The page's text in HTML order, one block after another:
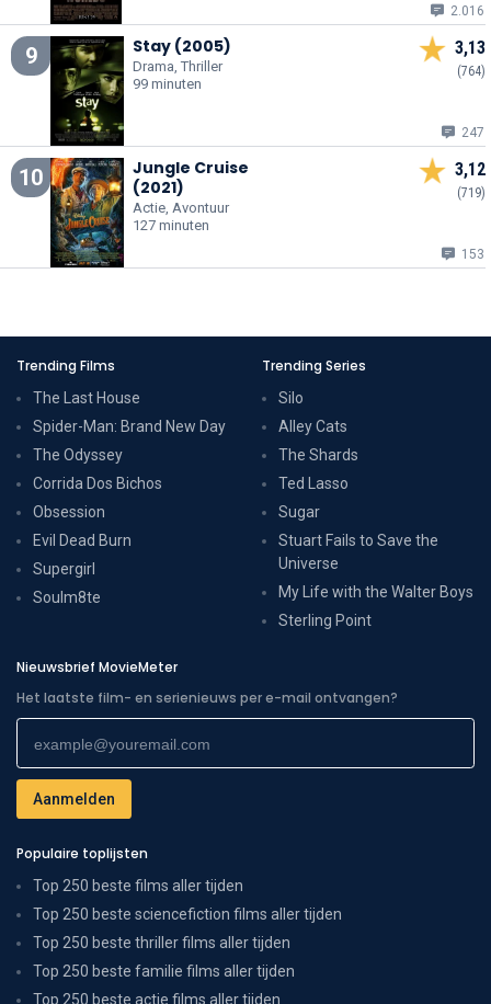
2.016
9 Stay (2005)
Drama, Thriller
99 minuten
3,13
(764)
247
10
Jungle Cruise
(2021)
Actie, Avontuur
127 minuten
3,12
(719)
153
Trending Films
The Last House
Spider-Man: Brand New Day
The Odyssey
Corrida Dos Bichos
Obsession
Evil Dead Burn
Supergirl
Soulm8te
Trending Series
Silo
Alley Cats
The Shards
Ted Lasso
Sugar
Stuart Fails to Save the
Universe
My Life with the Walter Boys
Sterling Point
Nieuwsbrief MovieMeter
Het laatste film- en serienieuws per e-mail ontvangen?
Populaire toplijsten
Top 250 beste films aller tijden
Top 250 beste sciencefiction films aller tijden
Top 250 beste thriller films aller tijden
Top 250 beste familie films aller tijden
Top 250 beste actie films aller tijden